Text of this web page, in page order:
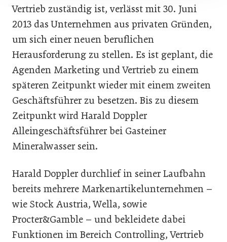
Vertrieb zuständig ist, verlässt mit 30. Juni
2013 das Unternehmen aus privaten Gründen,
um sich einer neuen beruflichen
Herausforderung zu stellen. Es ist geplant, die
Agenden Marketing und Vertrieb zu einem
späteren Zeitpunkt wieder mit einem zweiten
Geschäftsführer zu besetzen. Bis zu diesem
Zeitpunkt wird Harald Doppler
Alleingeschäftsführer bei Gasteiner
Mineralwasser sein.
Harald Doppler durchlief in seiner Laufbahn
bereits mehrere Markenartikelunternehmen –
wie Stock Austria, Wella, sowie
Procter&Gamble – und bekleidete dabei
Funktionen im Bereich Controlling, Vertrieb